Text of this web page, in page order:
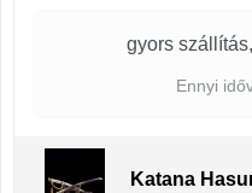
gyors
Ennyi
Katana